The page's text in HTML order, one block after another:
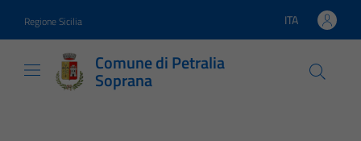
Regione Sicilia Lingua attiva:
ITA
Comune di Petralia
Soprana